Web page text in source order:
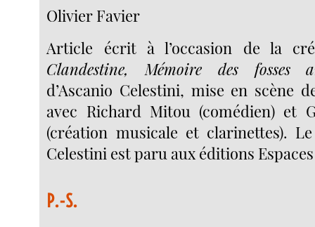
Olivier Favier
Article écrit à l’occasion de la
Clandestine, Mémoire des fosses
d’Ascanio Celestini, mise en scène
avec Richard Mitou (comédien) et
(création musicale et clarinettes).
Celestini est paru aux éditions
P.-S.